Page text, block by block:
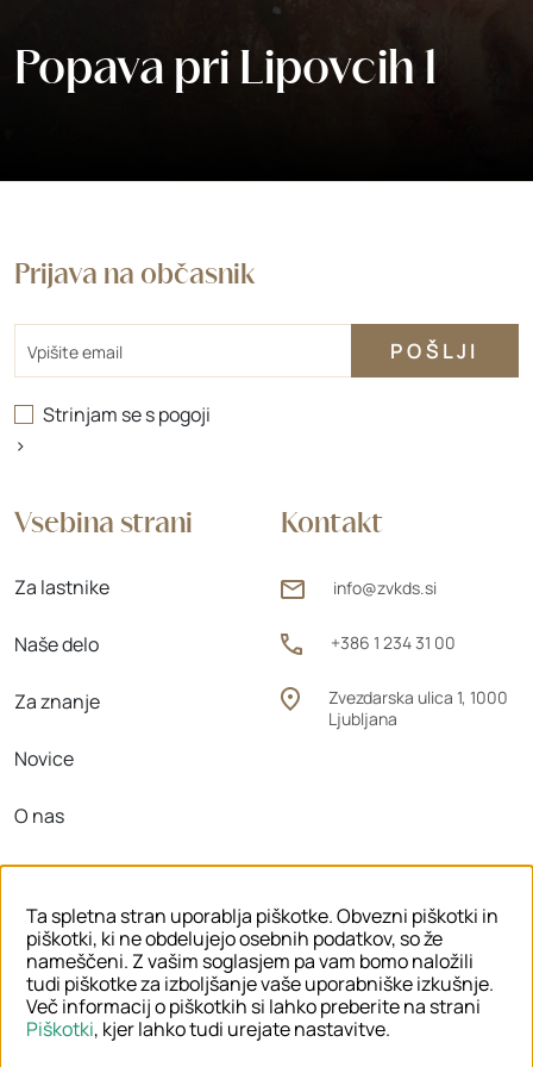
Popava pri Lipovcih 1
Kontakt
info@zvkds.si
+386 1 234 31 00
Zvezdarska ulica 1, 1000
Ljubljana
Vsebina strani
Za lastnike
Naše delo
Za znanje
Novice
O nas
Območne enote
Prijava na občasnik
Strinjam se spogoji
>
© 2026 ZVKDS
PRAVNO OBVESTILO
Ta spletna stran uporablja piškotke. Obvezni piškotki in
piškotki, ki ne obdelujejo osebnih podatkov, so že
nameščeni. Z vašim soglasjem pa vam bomo naložili
tudi piškotke za izboljšanje vaše uporabniške izkušnje.
Več informacij o piškotkih si lahko preberite na strani
Piškotki, kjer lahko tudi urejate nastavitve.